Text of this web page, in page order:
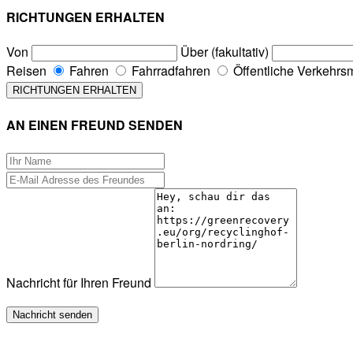
RICHTUNGEN ERHALTEN
Von
Über (fakultativ)
Reisen
Fahren Fahrradfahren Öffentliche
AN EINEN FREUND SENDEN
Nachricht für Ihren Freund